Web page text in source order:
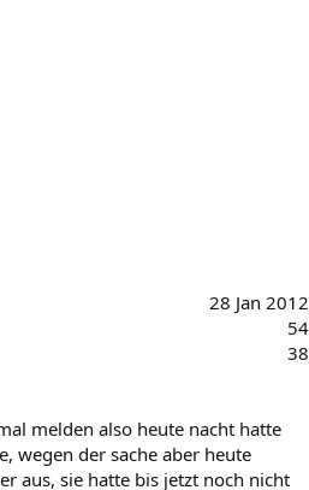
28 Jan 2012
54
38
melden also heute nacht hatte
wegen der sache aber heute
aus, sie hatte bis jetzt noch nicht